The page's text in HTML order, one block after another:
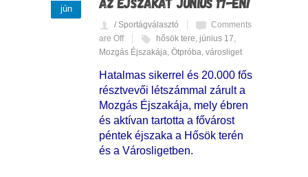
jún
/ Sportágválasztó
Comments
are Off
hősök tere június 17
Mozgás Éjszakája Ötpróba városliget
Hatalmas sikerrel és 20.000 fős
résztvevői létszámmal zárult a
Mozgás Éjszakája, mely ébren
és aktívan tartotta a fővárost
péntek éjszaka a Hősök terén
és a Városligetben.